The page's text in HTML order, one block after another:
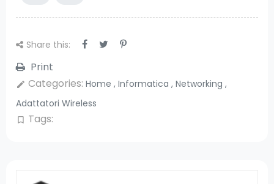
Share this:
Print
edit Categories: Home , Informatica , Networking ,
Adattatori Wireless
bookmark_border Tags: